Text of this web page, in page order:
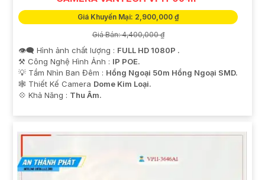
Giá Khuyến Mại: 2,900,000 ₫
Giá Bán: 4,400,000 ₫
👁️‍🗨 Hình ảnh chất lượng : FULL HD 1080P .
⚒ Công Nghệ Hình Ảnh : IP POE.
💡 Tầm Nhìn Ban Đêm : Hồng Ngoại 50m Hồng Ngoại SMD.
🕸️ Thiết Kế Camera Dome Kim Loại.
️💠 Khả Năng : Thu Âm.